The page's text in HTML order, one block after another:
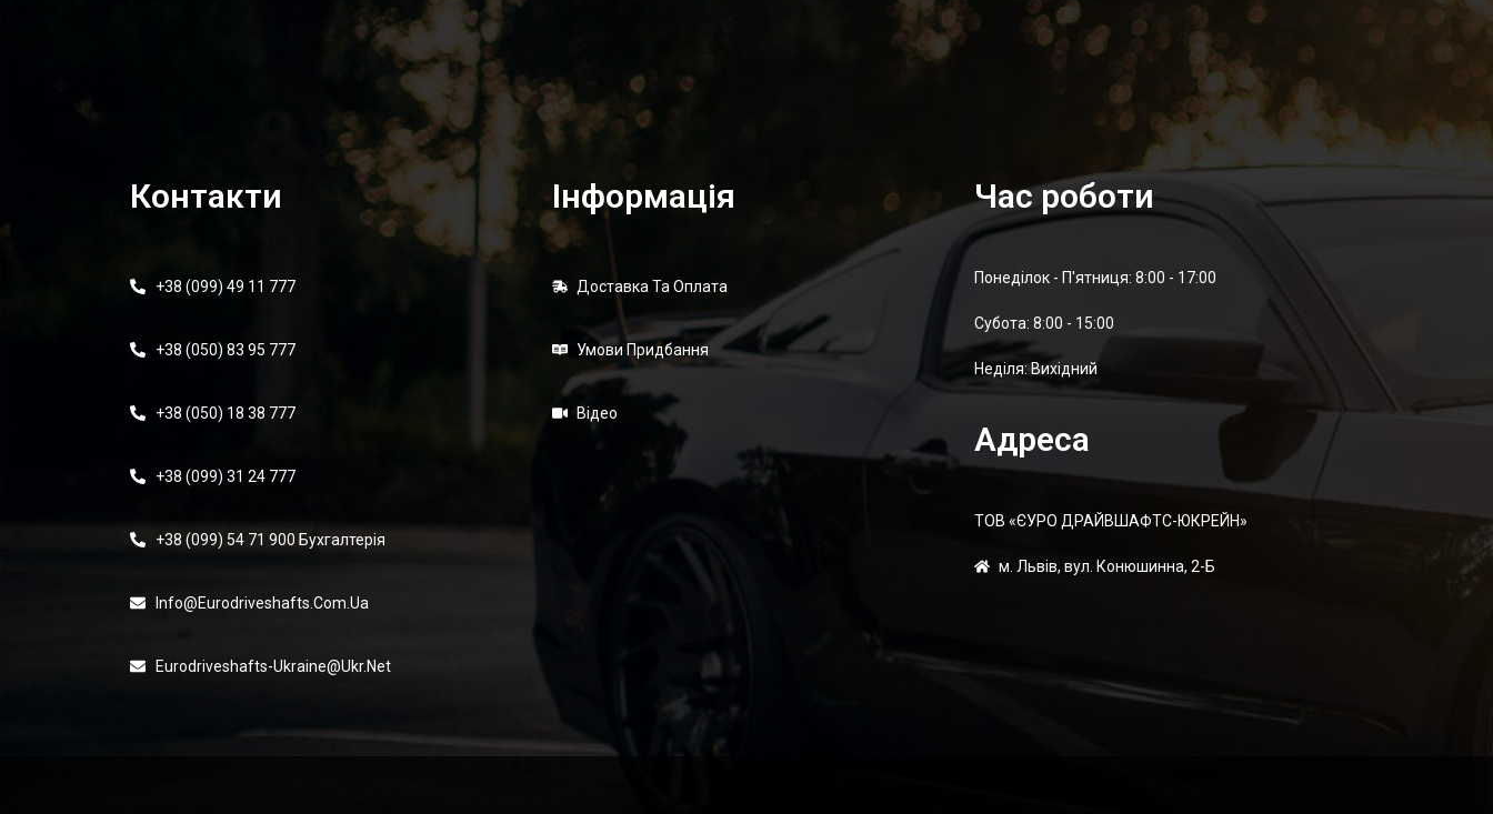
Контакти
+38 (099) 49 11 777
+38 (050) 83 95 777
+38 (050) 18 38 777
+38 (099) 31 24 777
+38 (099) 54 71 900 Бухгалтерія
Info@eurodriveshafts.com.ua
Eurodriveshafts-Ukraine@ukr.net
Інформація
Доставка Та Оплата
Умови Придбання
Відео
Час роботи
Понеділок - П'ятниця: 8:00 - 17:00
Суботa: 8:00 - 15:00
Неділя: Вихідний
Адреса
ТОВ «ЄУРО ДРАЙВШАФТC-ЮКРЕЙН»
м. Львів, вул. Конюшинна, 2-Б